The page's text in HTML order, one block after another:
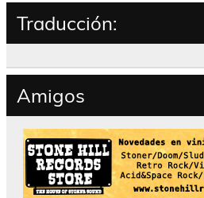
Traducción:
Amigos